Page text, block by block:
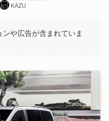
KAZU
や広告が含まれていま